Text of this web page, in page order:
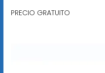
PRECIO GRATUITO